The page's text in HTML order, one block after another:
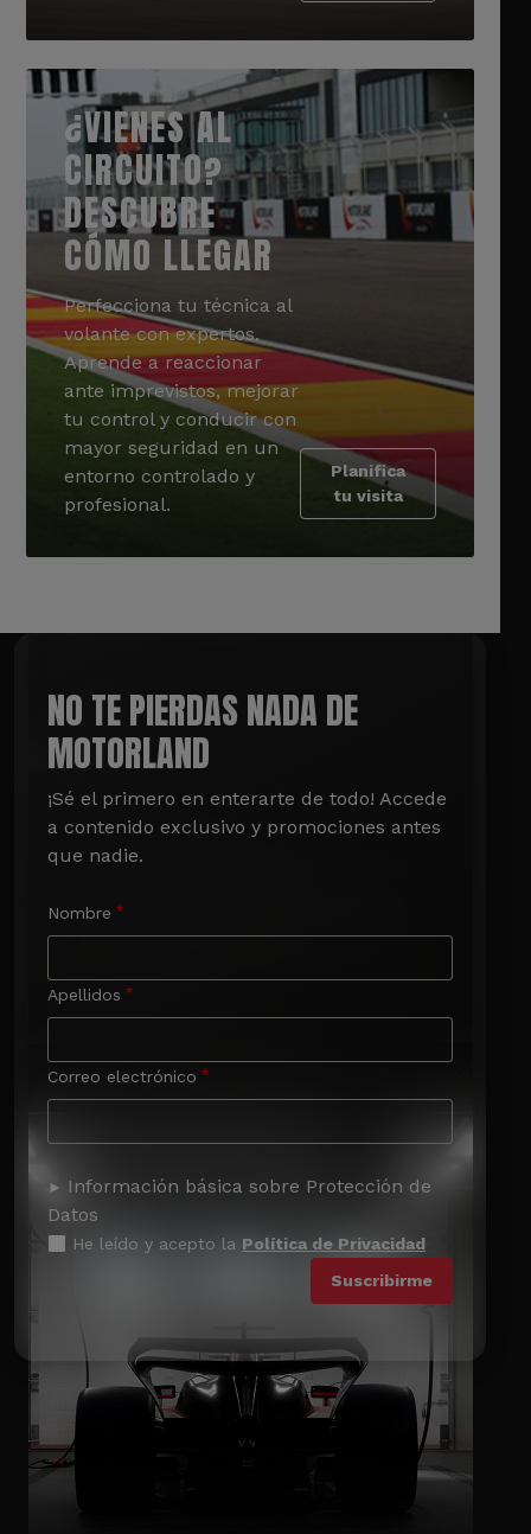
¿VIENES AL
CIRCUITO?
DESCUBRE
CÓMO LLEGAR
Perfecciona tu técnica al
volante con expertos.
Aprende a reaccionar
ante imprevistos, mejorar
tu control y conducir con
mayor seguridad en un
entorno controlado y
profesional.
Planifica
tu visita
NO TE PIERDAS NADA DE
MOTORLAND
¡Sé el primero en enterarte de todo! Accede
a contenido exclusivo y promociones antes
que nadie.
Nombre
Apellidos
Correo electrónico
Información básica sobre Protección de
Datos
He leído y acepto la Política de Privacidad